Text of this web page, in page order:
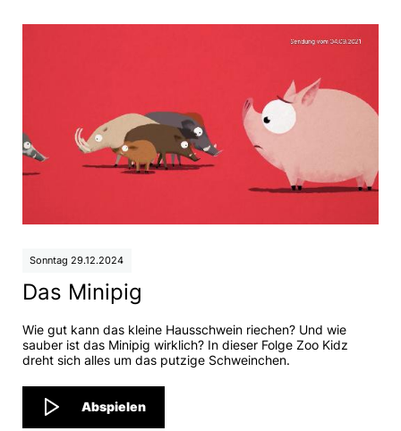
Sonntag 29.12.2024
Das Minipig
Wie gut kann das kleine Hausschwein riechen? Und wie
sauber ist das Minipig wirklich? In dieser Folge Zoo Kidz
dreht sich alles um das putzige Schweinchen.
Abspielen